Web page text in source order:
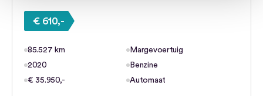
€ 610,-
85.527 km
Margevoertuig
2020
Benzine
€ 35.950,-
Automaat